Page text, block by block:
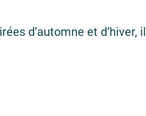
d’automne et d’hiver, il